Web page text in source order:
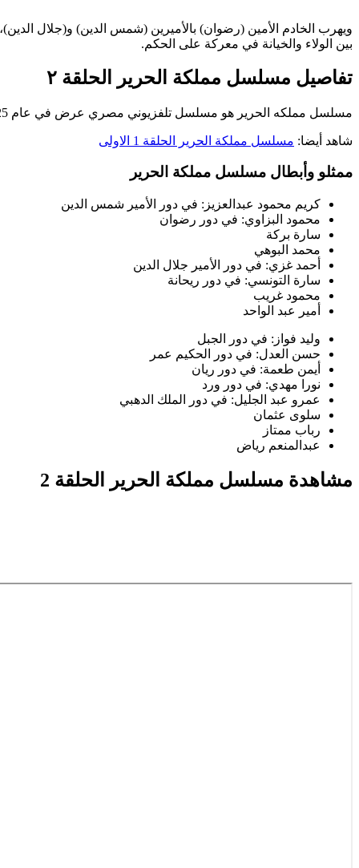
ويهرب الخادم الأمين (رضوان) بالأميرين (شمس الدين) و(جلال
بين الولاء والخيانة في معركة على الحكم.
تفاصيل مسلسل مملكة الحرير الحلقة ٢
مسلسل مملكه الحرير هو مسلسل تلفزيوني مصري عرض في عام 2025 على منصة يانغو بلاي، المسلسل بطولة كريم محمود عبدالعزيز، أسماء أبو اليزيد، أحمد غزي، عمرو عبدالجليل، تأليف وإخراج بيتر ميمي.
شاهد أيضا: مسلسل مملكة الحرير الحلقة 1 الاولى
ممثلو وأبطال مسلسل مملكة الحرير
كريم محمود عبدالعزيز: في دور الأمير شمس الدين
محمود البزاوي: في دور رضوان
سارة بركة
محمد البوهي
أحمد غزي: في دور الأمير جلال الدين
سارة التونسي: في دور ريحانة
محمود غريب
أمير عبد الواحد
وليد فواز: في دور الجبل
حسن العدل: في دور الحكيم عمر
أيمن طعمة: في دور ريان
نورا مهدي: في دور ورد
عمرو عبد الجليل: في دور الملك الدهبي
سلوى عثمان
رباب ممتاز
عبدالمنعم رياض
مشاهدة مسلسل مملكة الحرير الحلقة 2